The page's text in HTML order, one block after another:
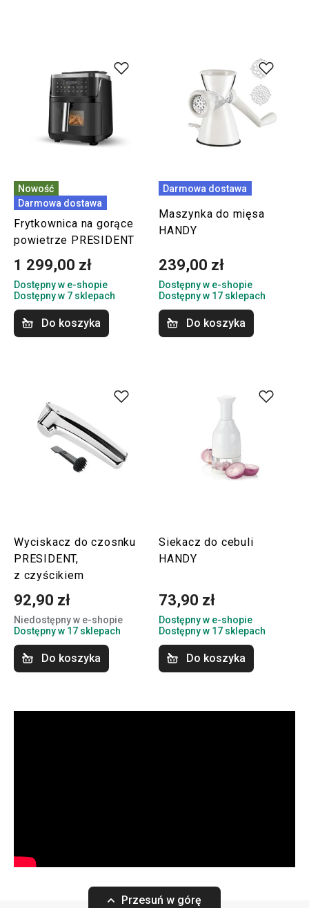
Nowość
Darmowa dostawa
Frytkownica na gorące
powietrze PRESIDENT
1 299,00 zł
Dostępny w e-shopie
Dostępny w 7 sklepach
Do koszyka
Darmowa dostawa
Maszynka do mięsa
HANDY
239,00 zł
Dostępny w e-shopie
Dostępny w 17 sklepach
Do koszyka
Wyciskacz do czosnku
PRESIDENT,
z czyścikiem
92,90 zł
Niedostępny w e-shopie
Dostępny w 17 sklepach
Do koszyka
Siekacz do cebuli
HANDY
73,90 zł
Dostępny w e-shopie
Dostępny w 17 sklepach
Do koszyka
Przesuń w górę